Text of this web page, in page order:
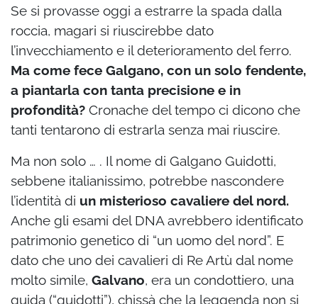
Se si provasse oggi a estrarre la spada dalla
roccia, magari si riuscirebbe dato
l’invecchiamento e il deterioramento del ferro.
Ma come fece Galgano, con un solo fendente,
a piantarla con tanta precisione e in
profondità? Cronache del tempo ci dicono che
tanti tentarono di estrarla senza mai riuscire.
Ma non solo … . Il nome di Galgano Guidotti,
sebbene italianissimo, potrebbe nascondere
l’identità di un misterioso cavaliere del nord.
Anche gli esami del DNA avrebbero identificato
patrimonio genetico di “un uomo del nord”. E
dato che uno dei cavalieri di Re Artù dal nome
molto simile, Galvano, era un condottiero, una
guida (“guidotti”), chissà che la leggenda non si